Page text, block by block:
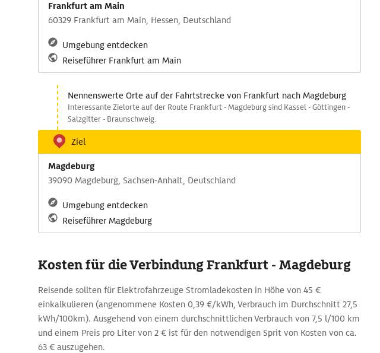
Frankfurt am Main
60329 Frankfurt am Main, Hessen, Deutschland
Umgebung entdecken
Reiseführer Frankfurt am Main
Nennenswerte Orte auf der Fahrtstrecke von Frankfurt nach Magdeburg
Interessante Zielorte auf der Route Frankfurt - Magdeburg sind Kassel - Göttingen -
Salzgitter - Braunschweig.
Ziel
Magdeburg
39090 Magdeburg, Sachsen-Anhalt, Deutschland
Umgebung entdecken
Reiseführer Magdeburg
Kosten für die Verbindung Frankfurt - Magdeburg
Reisende sollten für Elektrofahrzeuge Stromladekosten in Höhe von 45 €
einkalkulieren (angenommene Kosten 0,39 €/kWh, Verbrauch im Durchschnitt 27,5
kWh/100km). Ausgehend von einem durchschnittlichen Verbrauch von 7,5 l/100 km
und einem Preis pro Liter von 2 € ist für den notwendigen Sprit von Kosten von ca.
63 € auszugehen.